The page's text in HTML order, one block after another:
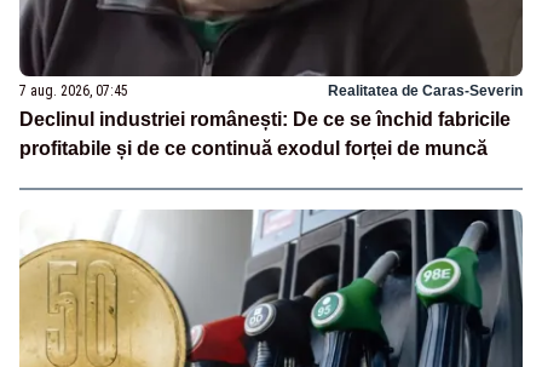
7 aug. 2026, 07:45 Realitatea de Caras-Severin
Declinul industriei românești: De ce se închid fabricile
profitabile și de ce continuă exodul forței de muncă